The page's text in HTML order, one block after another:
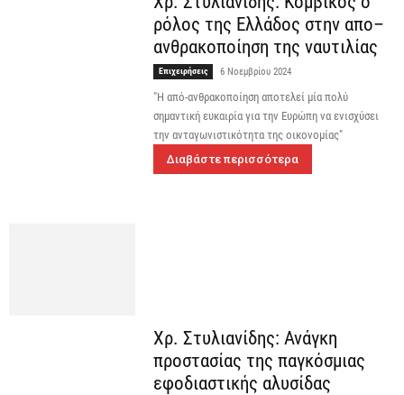
ρόλος της Ελλάδος στην απο–
ανθρακοποίηση της ναυτιλίας
Επιχειρήσεις 6 Νοεμβρίου 2024
"Η από-ανθρακοποίηση αποτελεί μία πολύ
σημαντική ευκαιρία για την Ευρώπη να ενισχύσει
την ανταγωνιστικότητα της οικονομίας"
Διαβάστε περισσότερα
Χρ. Στυλιανίδης: Ανάγκη
προστασίας της παγκόσμιας
εφοδιαστικής αλυσίδας